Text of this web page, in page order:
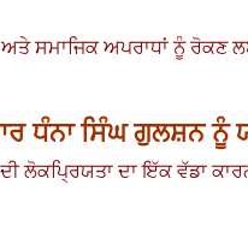
ਸਮਾਜਿਕ ਅਪਰਾਧਾਂ ਨੂੰ ਰੋਕਣ
ਧੰਨਾ ਸਿੰਘ ਗੁਲਸ਼ਨ
ਲੋਕਪ੍ਰਿਯਤਾ ਦਾ ਇੱਕ ਵੱਡਾ